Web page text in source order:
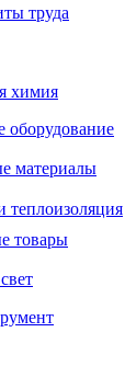
труда
химия
оборудование
материалы
теплоизоляция
товары